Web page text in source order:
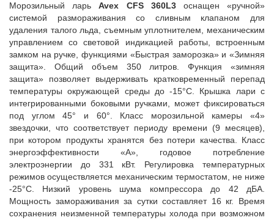
Морозильный ларьAvex CFS360L3оснащен «ручной»
системой размораживания со сливным клапаном для
удаления талого льда, съемным уплотнителем, механическим
управлением со световой индикацией работы, встроенным
замком на ручке, функциями «Быстрая заморозка» и «Зимняя
защита». Общий объем 350 литров. Функция «зимняя
защита» позволяет выдерживать кратковременный перепад
температуры окружающей среды до -15°С. Крышка лари с
интегрированными боковыми ручками, может фиксироваться
под углом 45° и 60°. Класс морозильной камеры «4»
звездочки, что соответствует периоду времени (9 месяцев),
при котором продукты хранятся без потери качества. Класс
энергоэффективности «А», годовое потребление
электроэнергии до 331 кВт. Регулировка температурных
режимов осуществляется механическим термостатом, не ниже
-25°С. Низкий уровень шума компрессора до 42 дБА.
Мощность замораживания за сутки составляет 16 кг. Время
сохранения неизменной температуры холода при возможном